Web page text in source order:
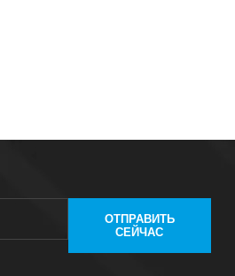
ОТПРАВИТЬ
СЕЙЧАС